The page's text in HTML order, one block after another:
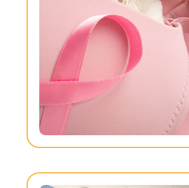
JULIE BOITEUX, LE 1 MARS 2026